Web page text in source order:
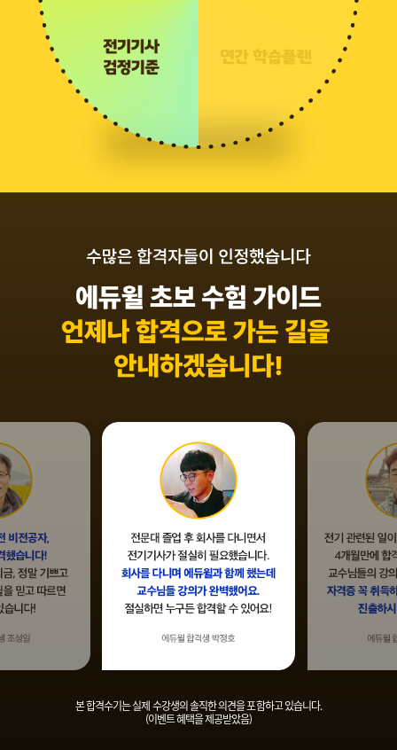
본 합격수기는 실제 수강생의 솔직한 의견을 포함하고 있습니다.
(이벤트 혜택을 제공받았음)